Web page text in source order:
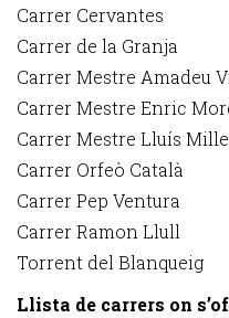
Carrer Cervantes
Carrer de la Granja
Carrer Mestre Amadeu
Carrer Mestre Enric
Carrer Mestre Lluís
Carrer Orfeò Català
Carrer Pep Ventura
Carrer Ramon Llull
Torrent del Blanqueig
Llista de carrers on